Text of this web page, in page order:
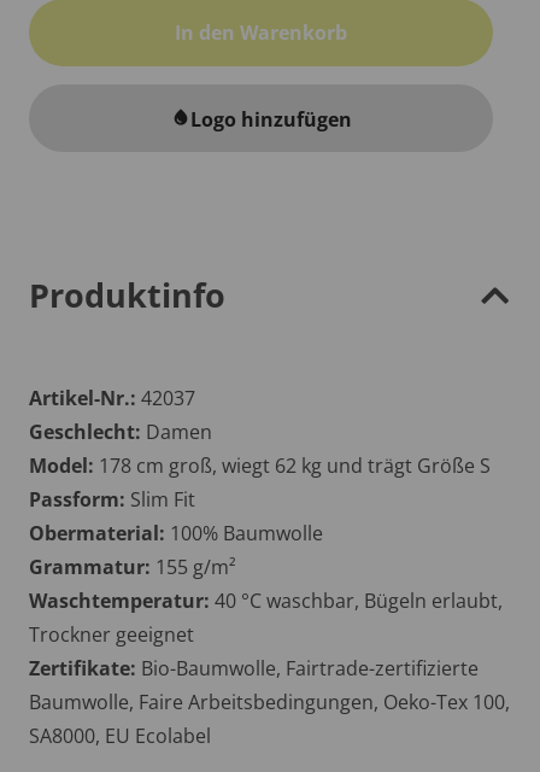
In den Warenkorb
water_dropLogo hinzufügen
Produktinfo
Artikel-Nr.: 42037
Geschlecht: Damen
Model: 178 cm groß, wiegt 62 kg und trägt Größe S
Passform: Slim Fit
Obermaterial: 100% Baumwolle
Grammatur: 155 g/m²
Waschtemperatur: 40 °C waschbar, Bügeln erlaubt,
Trockner geeignet
Zertifikate: Bio-Baumwolle, Fairtrade-zertifizierte
Baumwolle, Faire Arbeitsbedingungen, Oeko-Tex 100,
SA8000, EU Ecolabel